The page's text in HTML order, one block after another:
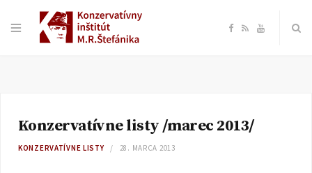
F
e
R Y
Konzervatívne listy /marec 2013/
KONZERVATÍVNE LISTY 28. MARCA 2013